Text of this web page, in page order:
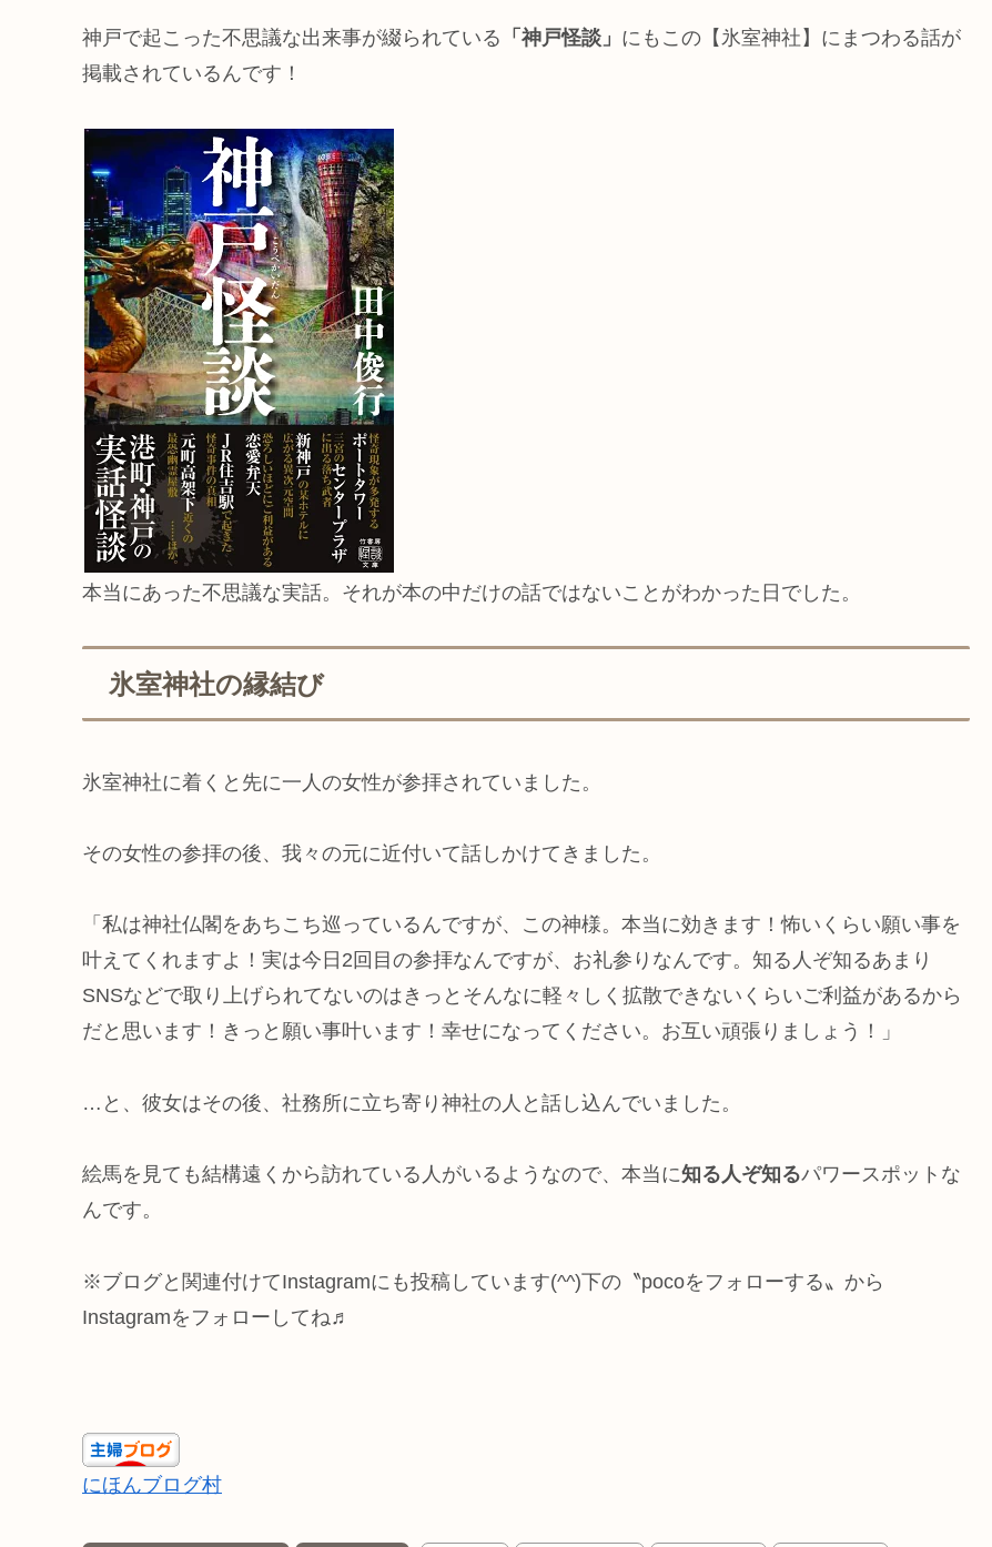
神戸で起こった不思議な出来事が綴られている 「神戸怪談」 にもこの【氷室神社】にまつわる話が
掲載されているんです！
本当にあった不思議な実話。それが本の中だけの話ではないことがわかった日でした。
氷室神社の縁結び
氷室神社に着くと先に一人の女性が参拝されていました。
その女性の参拝の後、我々の元に近付いて話しかけてきました。
「私は神社仏閣をあちこち巡っているんですが、この神様。本当に効きます！怖いくらい願い事を
叶えてくれますよ！実は今日2回目の参拝なんですが、お礼参りなんです。知る人ぞ知るあまり
SNSなどで取り上げられてないのはきっとそんなに軽々しく拡散できないくらいご利益があるから
だと思います！きっと願い事叶います！幸せになってください。お互い頑張りましょう！」
…と、彼女はその後、社務所に立ち寄り神社の人と話し込んでいました。
絵馬を見ても結構遠くから訪れている人がいるようなので、本当に知る人ぞ知るパワースポットな
んです。
※ブログと関連付けてInstagramにも投稿しています(^^)下の〝pocoをフォローする〟から
Instagramをフォローしてね♬
にほんブログ村